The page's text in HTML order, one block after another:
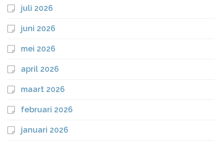
juli 2026
juni 2026
mei 2026
april 2026
maart 2026
februari 2026
januari 2026